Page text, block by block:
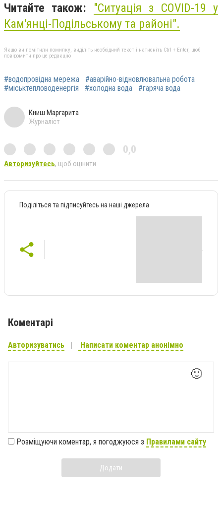
Читайте також: "Ситуація з COVID-19 у
Кам'янці-Подільському та районі".
Якщо ви помітили помилку, виділіть необхідний текст і натисніть Ctrl + Enter, щоб
повідомити про це редакцію
#водопровідна мережа
#аварійно-відновлювальна робота
#міськтепловоденергія
#холодна вода #гаряча вода
Книш Маргарита
Журналіст
0,0
Авторизуйтесь, щоб оцінити
Поділіться та підписуйтесь на наші джерела
Коментарі
Авторизуватись Написати коментар анонімно
🙂
Розміщуючи коментар, я погоджуюся з Правилами сайту
Додати